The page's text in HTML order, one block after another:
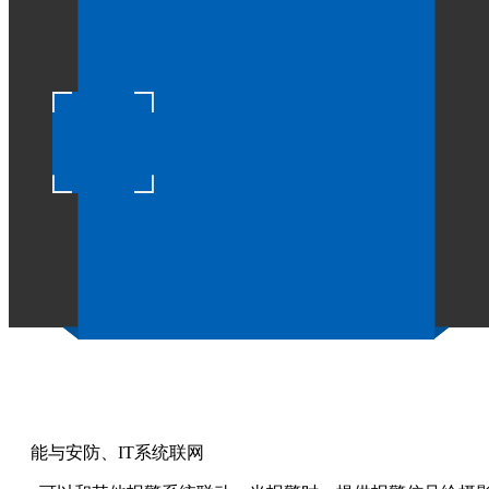
作者： 点击：1179
可以依据地形任意架设，没有死角，消除安全盲点
能与安防、IT系统联网